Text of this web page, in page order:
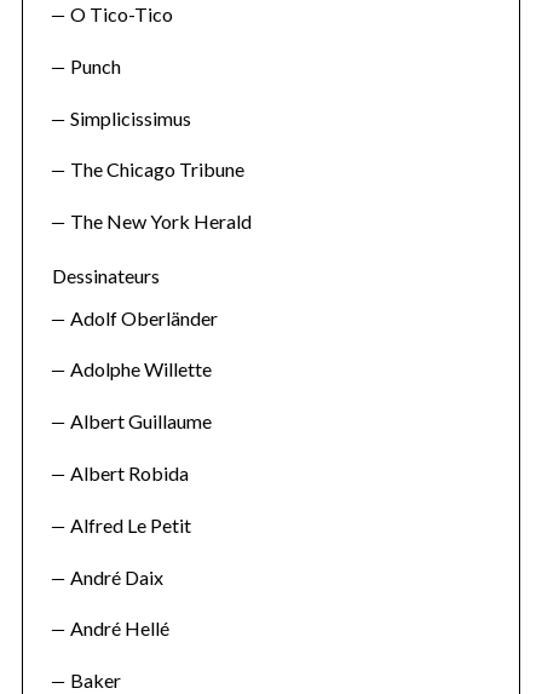
O Tico-Tico
Punch
Simplicissimus
The Chicago Tribune
The New York Herald
Dessinateurs
Adolf Oberländer
Adolphe Willette
Albert Guillaume
Albert Robida
Alfred Le Petit
André Daix
André Hellé
Baker